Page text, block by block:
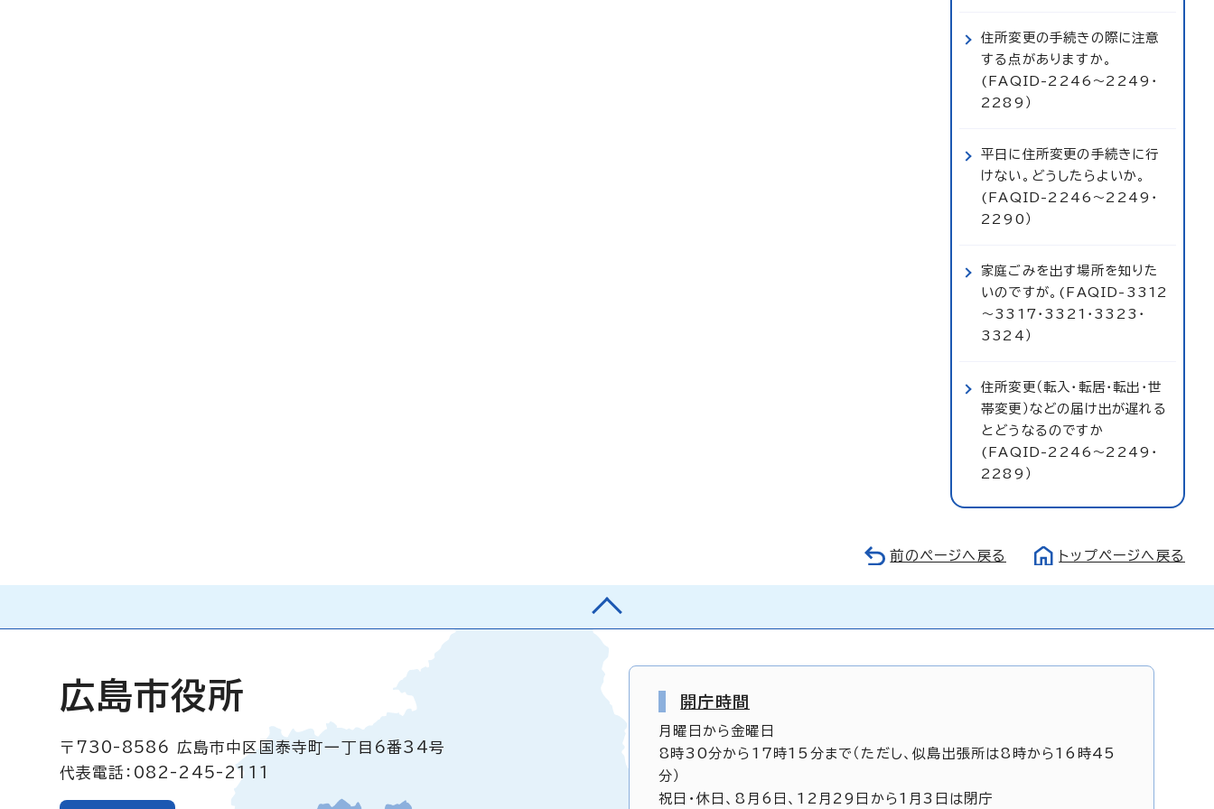
住所変更の手続きの際に注意
する点がありますか。
(FAQID-2246～2249・
2289）
平日に住所変更の手続きに行
けない。どうしたらよいか。
(FAQID-2246～2249・
2290）
家庭ごみを出す場所を知りた
いのですが。(FAQID-3312
～3317・3321・3323・
3324）
住所変更（転入・転居・転出・世
帯変更）などの届け出が遅れる
とどうなるのですか
(FAQID-2246～2249・
2289）
前のページへ戻る トップページへ戻る
広島市役所
〒730-8586
広島市中区国泰寺町一丁目6番34号
代表電話：082-245-2111
開庁時間
月曜日から金曜日
8時30分から17時15分まで（ただし、似島出張所は8時から16時45
分）
祝日・休日、8月6日、12月29日から1月3日は閉庁